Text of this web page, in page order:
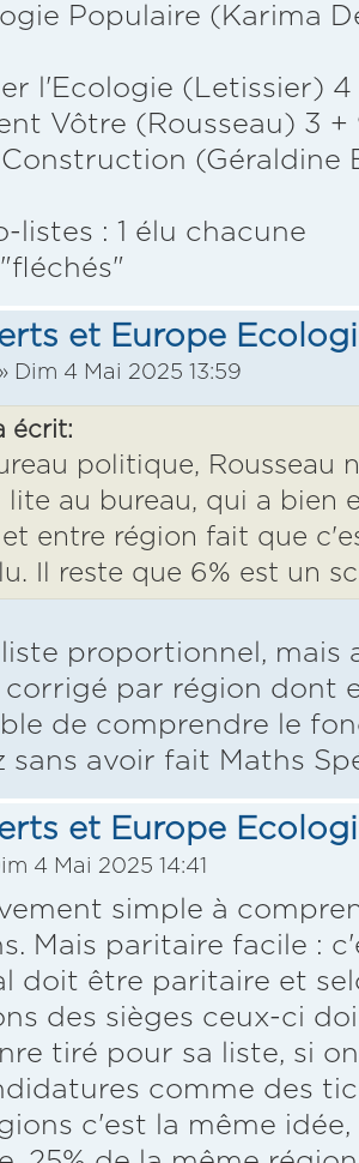
Populaire (Karima
l'Ecologie (Letissier) 4
Vôtre (Rousseau) 3 +
(Géraldine
listes : 1 élu chacune
et Europe
» Dim 4 Mai 2025 13:59
écrit:
politique, Rousseau
lite au bureau, qui a bien
entre région fait que
Il reste que 6% est un
proportionnel, mais
par région dont
de comprendre le
sans avoir fait Maths
et Europe
4 Mai 2025 14:41
simple à
Mais paritaire facile :
doit être paritaire et
des sièges ceux-ci
tiré pour sa liste, si
comme des
c'est la même